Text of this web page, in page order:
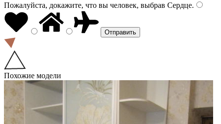
Пожалуйста, докажите, что вы человек, выбрав Сердце.
Похожие модели